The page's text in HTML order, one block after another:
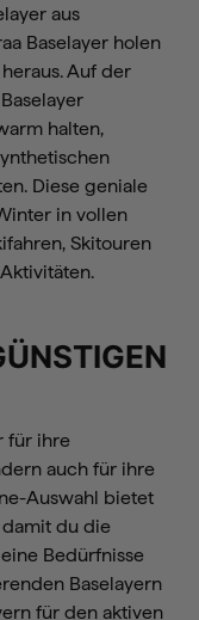
aus
Baselayer holen
Auf der
halten,
Diese geniale
in vollen
Skitouren
für ihre
auch für ihre
Auswahl bietet
du die
Bedürfnisse
Baselayern
für den aktiven